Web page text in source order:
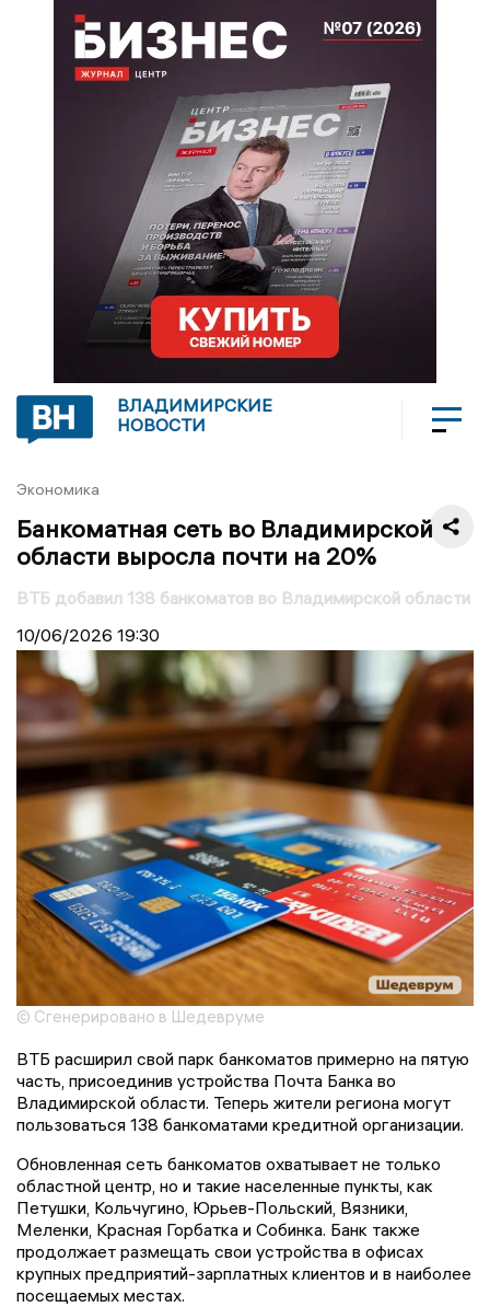
ВЛАДИМИРСКИЕ
НОВОСТИ
Экономика
Банкоматная сеть во Владимирской
области выросла почти на 20%
ВТБ добавил 138 банкоматов во Владимирской области
10/06/2026 19:30
© Сгенерировано в Шедевруме
ВТБ расширил свой парк банкоматов примерно на пятую
часть, присоединив устройства Почта Банка во
Владимирской области. Теперь жители региона могут
пользоваться 138 банкоматами кредитной организации.
Обновленная сеть банкоматов охватывает не только
областной центр, но и такие населенные пункты, как
Петушки, Кольчугино, Юрьев-Польский, Вязники,
Меленки, Красная Горбатка и Собинка. Банк также
продолжает размещать свои устройства в офисах
крупных предприятий-зарплатных клиентов и в наиболее
посещаемых местах.